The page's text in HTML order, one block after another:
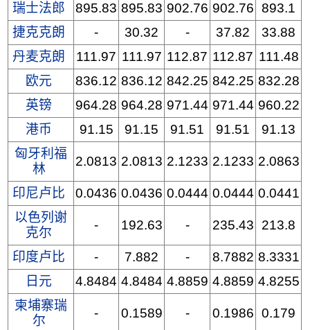
瑞士法郎
895.83 895.83 902.76 902.76 893.1
捷克克朗
- 30.32 - 37.82
33.88
丹麦克朗
111.97 111.97 112.87 112.87 111.48
欧元
836.12 836.12 842.25 842.25 832.28
英镑
964.28 964.28 971.44 971.44 960.22
港币
91.15 91.15 91.51 91.51
91.13
匈牙利福
林
2.0813 2.0813 2.1233 2.1233 2.0863
印尼卢比 0.0436 0.0436 0.0444 0.0444 0.0441
以色列谢
克尔
- 192.63 - 235.43 213.8
印度卢比 - 7.882 - 8.7882 8.3331
日元
4.8484 4.8484 4.8859 4.8859 4.8255
柬埔寨瑞
尔
- 0.1589 - 0.1986 0.179